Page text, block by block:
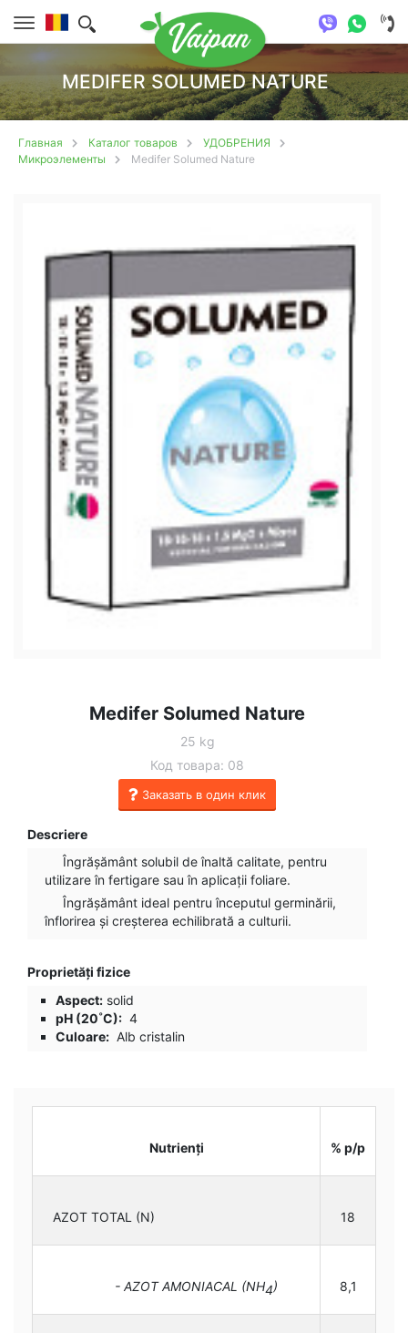
MEDIFER SOLUMED NATURE
Главная Каталог товаров
УДОБРЕНИЯ
Микроэлементы
Medifer Solumed Nature
Medifer Solumed Nature
25 kg
Код товара: 08
Заказать в один клик
Descriere
Îngrășământ solubil de înaltă calitate, pentru
utilizare în fertigare sau în aplicații foliare.
Îngrășământ ideal pentru începutul germinării,
înflorirea și creșterea echilibrată a culturii.
Proprietăți fizice
Aspect: solid
pH (20˚C): 4
Culoare: Alb cristalin
Nutrienți % p/p
AZOT TOTAL (N) 18
- AZOT AMONIACAL (NH4) 8,1